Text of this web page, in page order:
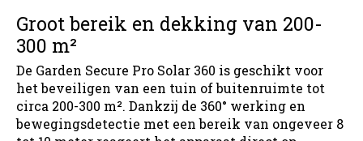
Groot bereik en dekking van 200-
300 m²
De Garden Secure Pro Solar 360 is geschikt voor
het beveiligen van een tuin of buitenruimte tot
circa 200-300 m². Dankzij de 360° werking en
bewegingsdetectie met een bereik van ongeveer 8